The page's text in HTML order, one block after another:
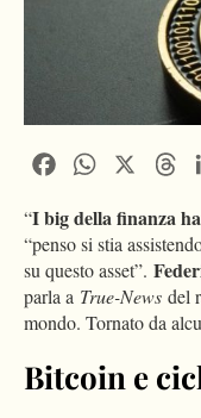
FacebookWhatsApp
“I big della finanza
“penso si stia
su questo asset”.
parla a True-News del
mondo. Tornato da
Bitcoin e